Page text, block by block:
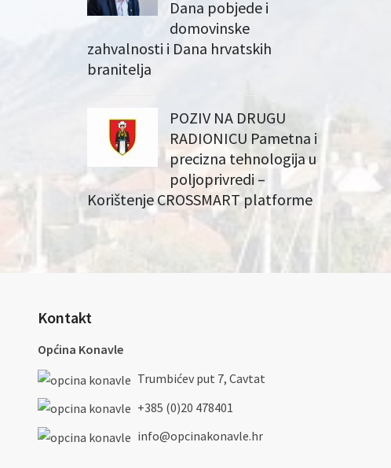
Dana pobjede i
domovinske
zahvalnosti i Dana hrvatskih
branitelja
POZIV NA DRUGU
RADIONICU Pametna i
precizna tehnologija u
poljoprivredi –
Korištenje CROSSMART platforme
Kontakt
Općina Konavle
Trumbićev put 7, Cavtat
+385 (0)20 478401
info@opcinakonavle.hr